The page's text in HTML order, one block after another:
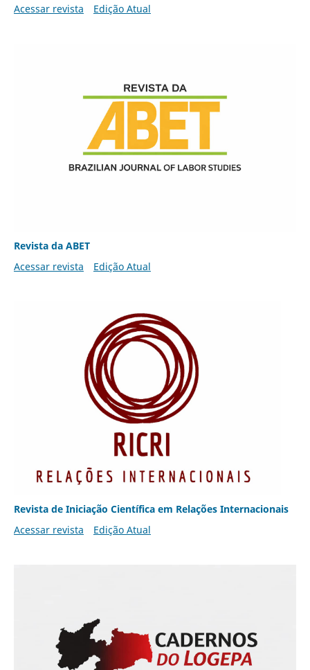
Acessar revista Edição Atual
Revista da ABET
Acessar revista
Edição Atual
Revista de Iniciação Científica em Relações Internacionais
Acessar revista
Edição Atual